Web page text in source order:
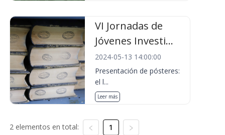
VI Jornadas de
Jóvenes Investi...
2024-05-13 14:00:00
Presentación de pósteres:
el l...
Leer más
2 elementos en total: 1